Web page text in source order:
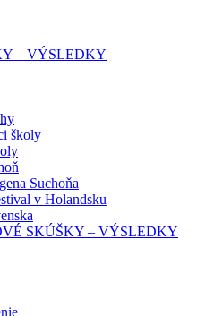
– VÝSLEDKY
školy
Suchoňa
v Holandsku
SKÚŠKY – VÝSLEDKY